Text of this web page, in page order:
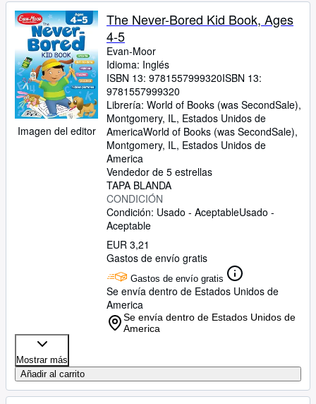
Arte y coleccionismo
Vendedores
Comenzar a vender
Ayuda
CERRAR
Imagen del editor
The Never-Bored Kid Book, Ages
4-5
Evan-Moor
Idioma: Inglés
ISBN 13: 9781557999320ISBN 13:
9781557999320
Librería: World of Books (was SecondSale),
Montgomery, IL, Estados Unidos de
AmericaWorld of Books (was SecondSale),
Montgomery, IL, Estados Unidos de
America
Vendedor de 5 estrellas
TAPA BLANDA
CONDICIÓN
Condición: Usado - AceptableUsado -
Aceptable
EUR 3,21
Gastos de envío gratis
Gastos de envío gratis
Se envía dentro de Estados Unidos de
America
Se envía dentro de Estados Unidos de
America
Mostrar más
Añadir al carrito